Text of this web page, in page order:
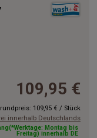
109,95 €
109,95 € / Stück
innerhalb Deutschlands
Montag bis
Freitag) innerhalb DE